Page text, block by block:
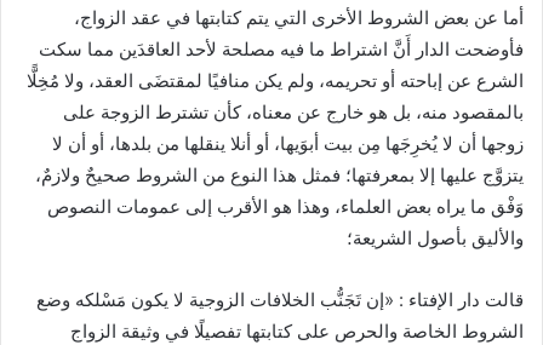
أما عن بعض الشروط الأخرى التي يتم كتابتها في عقد الزواج،
فأوضحت الدار أَنَّ اشتراط ما فيه مصلحة لأحد العاقدَين مما سكت
الشرع عن إباحته أو تحريمه، ولم يكن منافيًا لمقتضَى العقد، ولا مُخِلًّا
بالمقصود منه، بل هو خارج عن معناه، كأن تشترط الزوجة على
زوجها أن لا يُخرِجَها مِن بيت أبوَيها، أو أنلا ينقلها من بلدها، أو أن لا
يتزوَّج عليها إلا بمعرفتها؛ فمثل هذا النوع من الشروط صحيحٌ ولازمٌ،
وَفْق ما يراه بعض العلماء، وهذا هو الأقرب إلى عمومات النصوص
والأليق بأصول الشريعة؛
قالت دار الإفتاء : «إن تَجَنُّب الخلافات الزوجية لا يكون مَسْلكه وضع
الشروط الخاصة والحرص على كتابتها تفصيلًا في وثيقة الزواج